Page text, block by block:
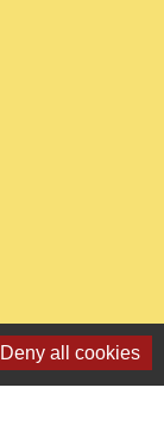
Deny all cookies